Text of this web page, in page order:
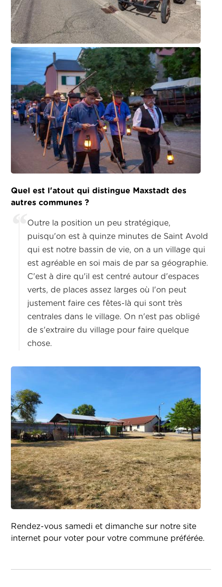
Quel est l'atout qui distingue Maxstadt des
autres communes ?
Outre la position un peu stratégique,
puisqu'on est à quinze minutes de Saint Avold
qui est notre bassin de vie, on a un village qui
est agréable en soi mais de par sa géographie.
C'est à dire qu'il est centré autour d'espaces
verts, de places assez larges où l'on peut
justement faire ces fêtes-là qui sont très
centrales dans le village. On n'est pas obligé
de s'extraire du village pour faire quelque
chose.
Rendez-vous samedi et dimanche sur notre site
internet pour voter pour votre commune préférée.